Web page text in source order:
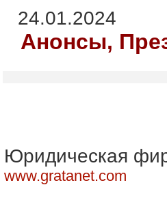
24.01.2024
Анонсы,
Юридическая
www.gratanet.com